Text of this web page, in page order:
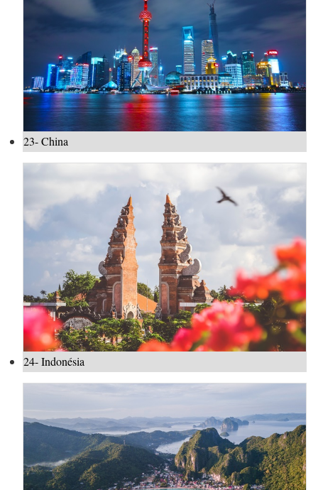
23- China
24- Indonésia